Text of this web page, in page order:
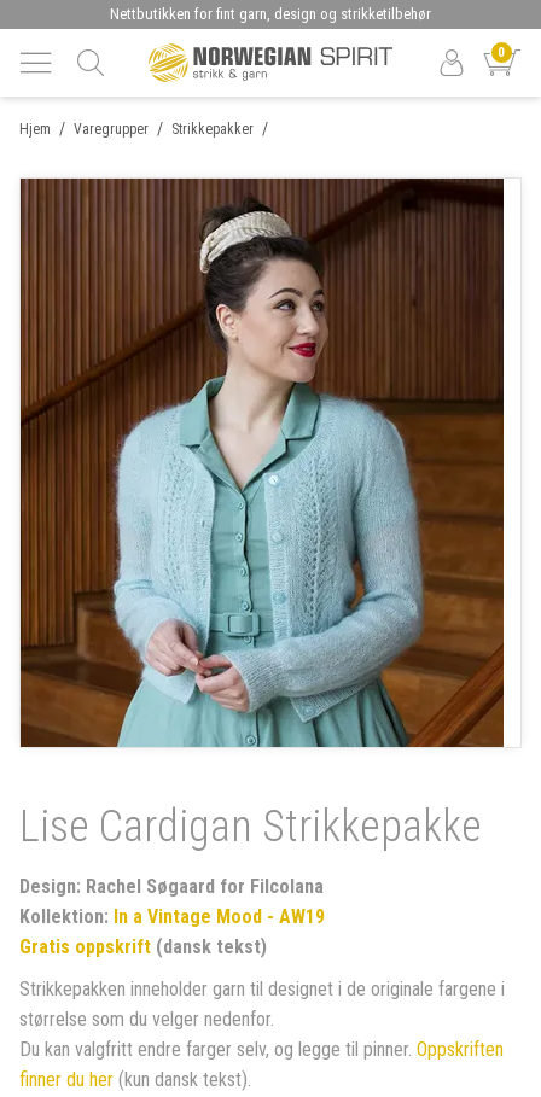
Nettbutikken for fint garn, design og strikketilbehør
0
/
Hjem /
Varegrupper /
Strikkepakker
Lise Cardigan Strikkepakke
Design: Rachel Søgaard for Filcolana
Kollektion: In a Vintage Mood - AW19
Gratis oppskrift (dansk tekst)
Strikkepakken inneholder garn til designet i de originale fargene i
størrelse som du velger nedenfor.
Du kan valgfritt endre farger selv, og legge til pinner. Oppskriften
finner du her (kun dansk tekst).